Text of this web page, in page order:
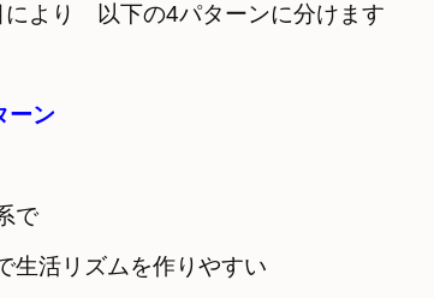
より　以下の4パターンに分けます
ーン
で